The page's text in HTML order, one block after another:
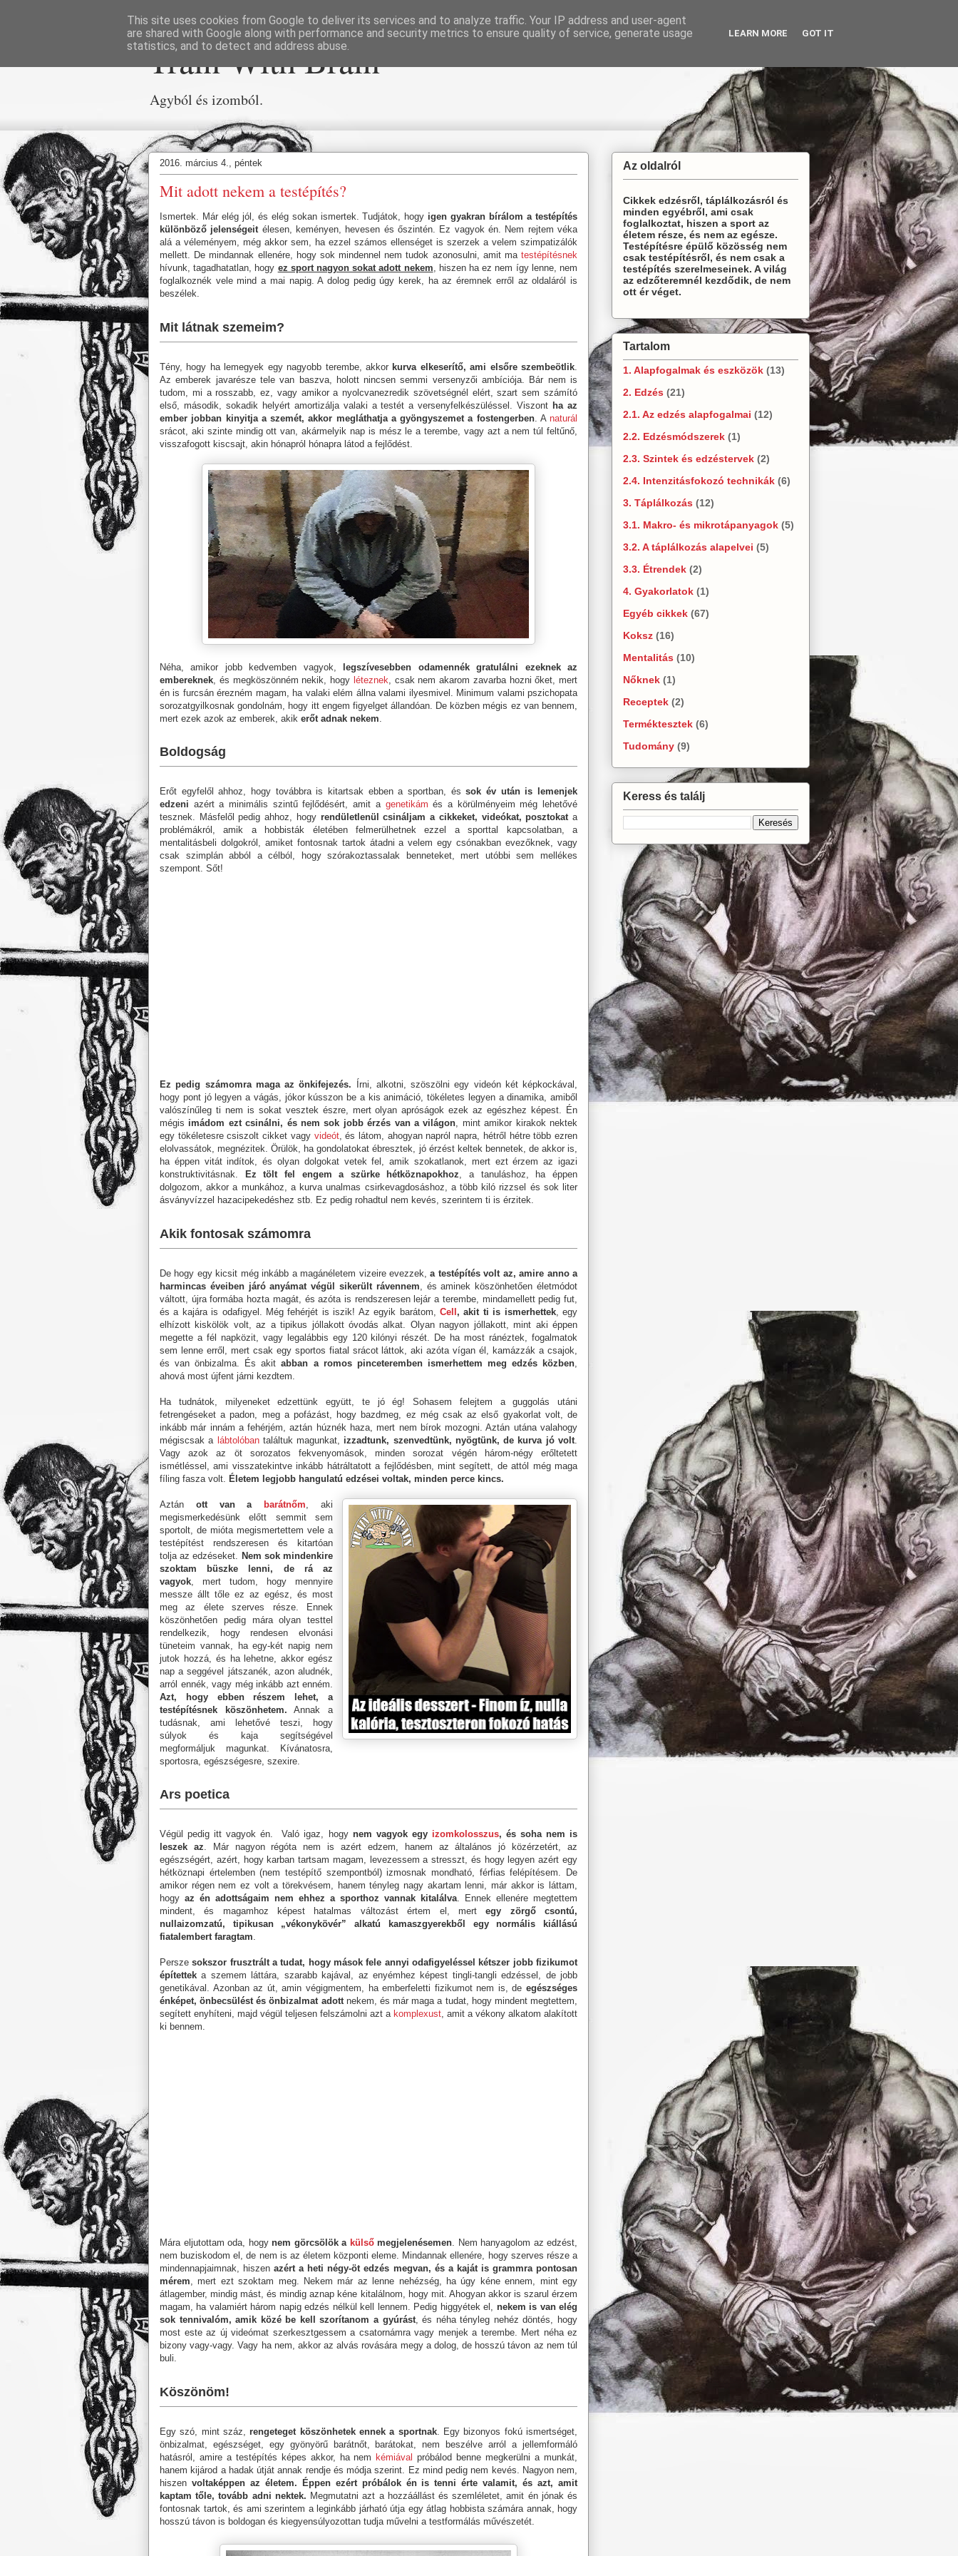
Train With Brain
Agyból és izomból.
2016. március 4., péntek
Mit adott nekem a testépítés?
Ismertek. Már elég jól, és elég sokan ismertek. Tudjátok, hogy igen gyakran bírálom a testépítés
különböző jelenségeitélesen, keményen, hevesen és őszintén. Ez vagyok én. Nem rejtem véka
alá a véleményem, még akkor sem, ha ezzel számos ellenséget is szerzek a velem szimpatizálók
mellett. De mindannak ellenére, hogy sok mindennel nem tudok azonosulni, amit ma testépítésnek
hívunk, tagadhatatlan, hogy ez sport nagyon sokat adott nekem, hiszen ha ez nem így lenne, nem
foglalkoznék vele mind a mai napig. A dolog pedig úgy kerek, ha az éremnek erről az oldaláról is
beszélek.
Mit látnak szemeim?
Tény, hogy ha lemegyek egy nagyobb terembe, akkor kurva elkeserítő, ami elsőre szembeötlik
Az emberek javarésze tele van baszva, holott nincsen semmi versenyzői ambíciója. Bár nem is
tudom, mi a rosszabb, ez, vagy amikor a nyolcvanezredik szövetségnél elért, szart sem számító
első, második, sokadik helyért amortizálja valaki a testét a versenyfelkészüléssel. Viszont ha az
ember jobban kinyitja a szemét, akkor megláthatja a gyöngyszemet a fostengerben. A naturál
srácot, aki szinte mindig ott van, akármelyik nap is mész le a terembe, vagy azt a nem túl feltűnő,
visszafogott kiscsajt, akin hónapról hónapra látod a fejlődést.
Néha, amikor jobb kedvemben vagyok, legszívesebben odamennék gratulálni ezeknek az
embereknek , és megköszönném nekik, hogy léteznek , csak nem akarom zavarba hozni őket, mert
én is furcsán érezném magam, ha valaki elém állna valami ilyesmivel. Minimum valami pszichopata
sorozatgyilkosnak gondolnám, hogy itt engem figyelget állandóan. De közben mégis ez van bennem,
mert ezek azok az emberek, akik erőt adnak nekem
Boldogság
Erőt egyfelől ahhoz, hogy továbbra is kitartsak ebben a sportban, éssok év után is lemenjek
edzeni azért a minimális szintű fejlődésért, amit a genetikám és a körülményeim még lehetővé
tesznek. Másfelől pedig ahhoz, hogy rendületlenül csináljam a cikkeket, videókat, posztokata
problémákról, amik a hobbisták életében felmerülhetnek ezzel a sporttal kapcsolatban, a
mentalitásbeli dolgokról, amiket fontosnak tartok átadni a velem egy csónakban evezőknek, vagy
csak szimplán abból a célból, hogy szórakoztassalak benneteket, mert utóbbi sem mellékes
szempont. Sőt!
Ez pedig számomra maga az önkifejezés. Írni, alkotni, szöszölni egy videón két képkockával,
hogy pont jó legyen a vágás, jókor kússzon be a kis animáció, tökéletes legyen a dinamika, amiből
valószínűleg ti nem is sokat vesztek észre, mert olyan apróságok ezek az egészhez képest. Én
mégis imádom ezt csinálni, és nem sok jobb érzés van a világon, mint amikor kirakok nektek
egy tökéletesre csiszolt cikket vagy videót, és látom, ahogyan napról napra, hétről hétre több ezren
elolvassátok, megnézitek. Örülök, ha gondolatokat ébresztek, jó érzést keltek bennetek, de akkor is,
ha éppen vitát indítok, és olyan dolgokat vetek fel, amik szokatlanok, mert ezt érzem az igazi
konstruktivitásnak.
Ez tölt fel engem a szürke hétköznapokhoz, a tanuláshoz, ha éppen
dolgozom, akkor a munkához, a kurva unalmas csirkevagdosáshoz, a több kiló rizzsel és sok liter
ásványvízzel hazacipekedéshez stb. Ez pedig rohadtul nem kevés, szerintem ti is érzitek.
Akik fontosak számomra
De hogy egy kicsit még inkább a magánéletem vizeire evezzek,a testépítés volt az, amire anno a
harmincas éveiben járó anyámat végül sikerült rávennem , és aminek köszönhetően életmódot
váltott, újra formába hozta magát, és azóta is rendszeresen lejár a terembe, mindamellett pedig fut,
és a kajára is odafigyel. Még fehérjét is iszik! Az egyik barátom, Cell , akit ti is ismerhettek, egy
elhízott kiskölök volt, az a tipikus jóllakott óvodás alkat. Olyan nagyon jóllakott, mint aki éppen
megette a fél napközit, vagy legalábbis egy 120 kilónyi részét. De ha most ránéztek, fogalmatok
sem lenne erről, mert csak egy sportos fiatal srácot láttok, aki azóta vígan él, kamázzák a csajok,
és van önbizalma. És akitabban a romos pinceteremben ismerhettem meg edzés közben
ahová most újfent járni kezdtem.
Ha tudnátok, milyeneket edzettünk együtt, te jó ég! Sohasem felejtem a guggolás utáni
fetrengéseket a padon, meg a pofázást, hogy bazdmeg, ez még csak az első gyakorlat volt, de
inkább már innám a fehérjém, aztán húznék haza, mert nem bírok mozogni. Aztán utána valahogy
mégiscsak a lábtolóbantaláltuk magunkat, izzadtunk, szenvedtünk, nyögtünk, de kurva jó volt
Vagy azok az öt sorozatos fekvenyomások, minden sorozat végén három-négy erőltetett
ismétléssel, ami visszatekintve inkább hátráltatott a fejlődésben, mint segített, de attól még maga
fíling fasza volt.
Életem legjobb hangulatú edzései voltak, minden perce kincs.
Aztán ott van a barátnőm , aki
megismerkedésünk előtt semmit sem
sportolt, de mióta megismertettem vele a
testépítést rendszeresen és kitartóan
tolja az edzéseket.
Nem sok mindenkire
szoktam büszke lenni, de rá az
vagyok , mert tudom, hogy mennyire
messze állt tőle ez az egész, és most
meg az élete szerves része. Ennek
köszönhetően pedig mára olyan testtel
rendelkezik, hogy rendesen elvonási
tüneteim vannak, ha egy-két napig nem
jutok hozzá, és ha lehetne, akkor egész
nap a seggével játszanék, azon aludnék,
arról ennék, vagy még inkább azt enném.
Azt, hogy ebben részem lehet, a
testépítésnek köszönhetem. Annak a
tudásnak, ami lehetővé teszi, hogy
súlyok és kaja segítségével
megformáljuk magunkat. Kívánatosra,
sportosra, egészségesre, szexire.
Ars poetica
Végül pedig itt vagyok én. Való igaz, hogy nem vagyok egy izomkolosszus, és soha nem is
leszek az. Már nagyon régóta nem is azért edzem, hanem az általános jó közérzetért, az
egészségért, azért, hogy karban tartsam magam, levezessem a stresszt, és hogy legyen azért egy
hétköznapi értelemben (nem testépítő szempontból) izmosnak mondható, férfias felépítésem. De
amikor régen nem ez volt a törekvésem, hanem tényleg nagy akartam lenni, már akkor is láttam,
hogy az én adottságaim nem ehhez a sporthoz vannak kitalálva. Ennek ellenére megtettem
mindent, és magamhoz képest hatalmas változást értem el, mertegy zörgő csontú,
nullaizomzatú, tipikusan „vékonykövér” alkatú kamaszgyerekből egy normális kiállású
fiatalembert faragtam.
Perszesokszor frusztrált a tudat, hogy mások fele annyi odafigyeléssel kétszer jobb fizikumot
építettek a szemem láttára, szarabb kajával, az enyémhez képest tingli-tangli edzéssel, de jobb
genetikával. Azonban az út, amin végigmentem, ha emberfeletti fizikumot nem is, de egészséges
énképet, önbecsülést és önbizalmat adottnekem, és már maga a tudat, hogy mindent megtettem,
segített enyhíteni, majd végül teljesen felszámolni azt a komplexust, amit a vékony alkatom alakított
ki bennem.
Mára eljutottam oda, hogy nem görcsölök a külsőmegjelenésemen. Nem hanyagolom az edzést,
nem buziskodom el, de nem is az életem központi eleme. Mindannak ellenére, hogy szerves része a
mindennapjaimnak, hiszenazért a heti négy-öt edzés megvan, és a kaját is grammra pontosan
mérem, mert ezt szoktam meg. Nekem már az lenne nehézség, ha úgy kéne ennem, mint egy
átlagember, mindig mást, és mindig aznap kéne kitalálnom, hogy mit. Ahogyan akkor is szarul érzem
magam, ha valamiért három napig edzés nélkül kell lennem. Pedig higgyétek el, nekem is van elég
sok tennivalóm, amik közé be kell szorítanom a gyúrást, és néha tényleg nehéz döntés, hogy
most este az új videómat szerkesztgessem a csatornámra vagy menjek a terembe. Mert néha ez
bizony vagy-vagy. Vagy ha nem, akkor az alvás rovására megy a dolog, de hosszú távon az nem túl
buli.
Köszönöm!
Egy szó, mint száz,rengeteget köszönhetek ennek a sportnak. Egy bizonyos fokú ismertséget,
önbizalmat, egészséget, egy gyönyörű barátnőt, barátokat, nem beszélve arról a jellemformáló
hatásról, amire a testépítés képes akkor, ha nem kémiával próbálod benne megkerülni a munkát,
hanem kijárod a hadak útját annak rendje és módja szerint. Ez mind pedig nem kevés. Nagyon nem,
hiszen voltaképpen az életem. Éppen ezért próbálok én is tenni érte valamit, és azt, amit
kaptam tőle, tovább adni nektek. Megmutatni azt a hozzáállást és szemléletet, amit én jónak és
fontosnak tartok, és ami szerintem a leginkább járható útja egy átlag hobbista számára annak, hogy
hosszú távon is boldogan és kiegyensúlyozottan tudja művelni a testformálás művészetét.
Az oldalról
Cikkek edzésről, táplálkozásról és
minden egyébről, ami csak
foglalkoztat, hiszen a sport az
életem része, és nem az egésze.
Testépítésre épülő közösség nem
csak testépítésről, és nem csak a
testépítés szerelmeseinek. A világ
az edzőteremnél kezdődik, de nem
ott ér véget.
Tartalom
1. Alapfogalmak és eszközök (13)
2. Edzés (21)
2.1. Az edzés alapfogalmai (12)
2.2. Edzésmódszerek (1)
2.3. Szintek és edzéstervek (2)
2.4. Intenzitásfokozó technikák (6)
3. Táplálkozás (12)
3.1. Makro- és mikrotápanyagok (5)
3.2. A táplálkozás alapelvei (5)
3.3. Étrendek (2)
4. Gyakorlatok (1)
Egyéb cikkek (67)
Koksz (16)
Mentalitás (10)
Nőknek (1)
Receptek (2)
Terméktesztek (6)
Tudomány (9)
Keress és találj
This site uses cookies from Google to deliver its services and to analyze traffic. Your IP address and user-agent
are shared with Google along with performance and security metrics to ensure quality of service, generate usage
statistics, and to detect and address abuse.
LEARN MORE GOT IT